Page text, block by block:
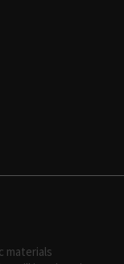
materials
para que